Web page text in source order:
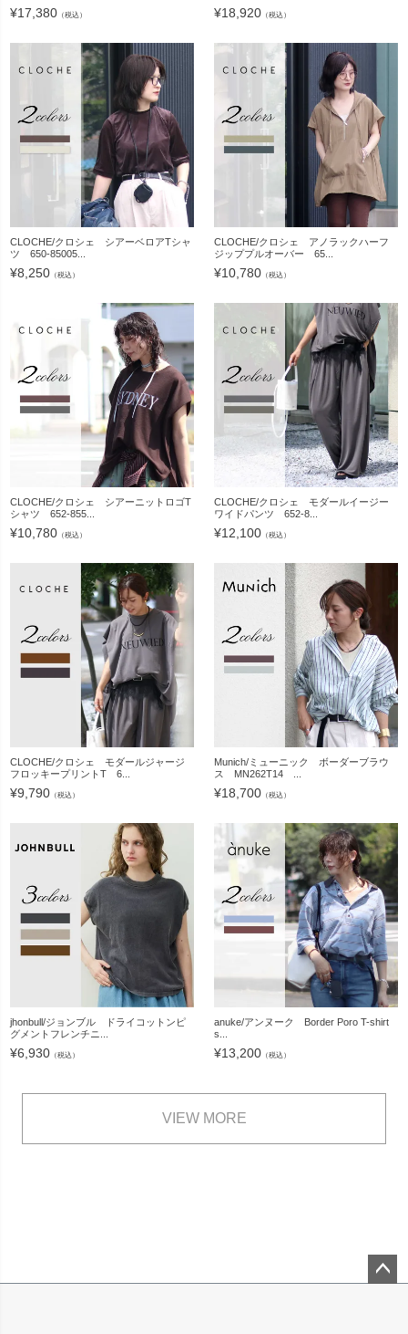
¥17,380 （税込） ¥18,920 （税込）
CLOCHE/クロシェ シアーベロアTシャ
ツ 650-85005...
¥8,250 （税込）
CLOCHE/クロシェ アノラックハーフ
ジッププルオーバー 65...
¥10,780 （税込）
CLOCHE/クロシェ シアーニットロゴT
シャツ 652-855...
¥10,780 （税込）
CLOCHE/クロシェ モダールイージー
ワイドパンツ 652-8...
¥12,100 （税込）
CLOCHE/クロシェ モダールジャージ
フロッキープリントT 6...
¥9,790 （税込）
Munich/ミューニック ボーダーブラウ
ス MN262T14 ...
¥18,700 （税込）
jhonbull/ジョンブル ドライコットンピ
グメントフレンチニ...
¥6,930 （税込）
anuke/アンヌーク Border Poro T-shirt
s...
¥13,200 （税込）
VIEW MORE